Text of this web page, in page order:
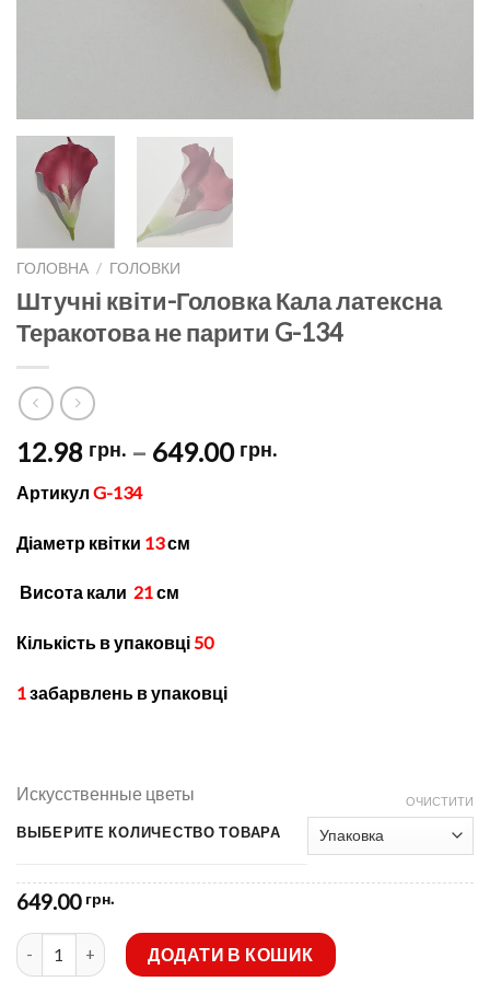
ГОЛОВНА / ГОЛОВКИ
Штучні квіти-Головка Кала латексна
Теракотова не парити G-134
12.98 грн. – 649.00 грн.Price
Артикул G-134
Діаметр квітки 13см
Висота кали 21см
Кількість в упаковці50
1забарвлень в упаковці
Искусственные цветы
ВЫБЕРИТЕ КОЛИЧЕСТВО ТОВАРА
ОЧИСТИТИ
649.00 грн.
Штучні квіти-Головка Кала латексна Теракотова не парити G-
ДОДАТИ В КОШИК